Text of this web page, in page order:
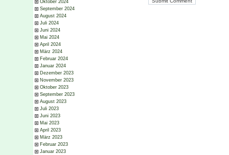
Oktober 2024
September 2024
August 2024
Juli 2024
Juni 2024
Mai 2024
April 2024
März 2024
Februar 2024
Januar 2024
Dezember 2023
November 2023
Oktober 2023
September 2023
August 2023
Juli 2023
Juni 2023
Mai 2023
April 2023
März 2023
Februar 2023
Januar 2023